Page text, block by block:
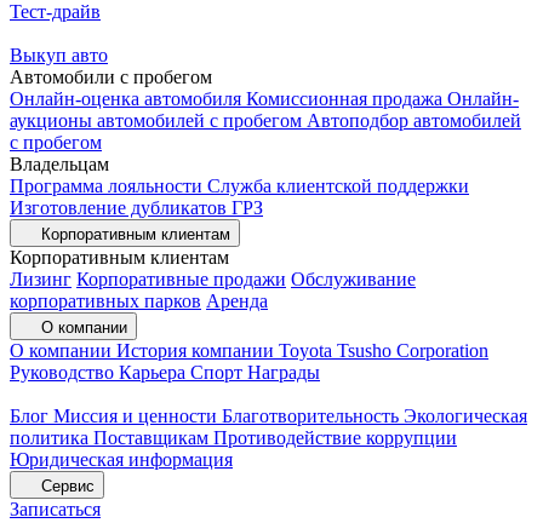
Тест-драйв
Выкуп авто
Автомобили с пробегом
Онлайн-оценка автомобиля Комиссионная продажа Онлайн-
аукционы автомобилей с пробегом Автоподбор автомобилей
с пробегом
Владельцам
Программа лояльности Служба клиентской поддержки
Изготовление дубликатов ГРЗ
Корпоративным клиентам
Корпоративным клиентам
Лизинг Корпоративные продажи Обслуживание
корпоративных парков Аренда
О компании
О компании История компании Toyota Tsusho Corporation
Руководство Карьера Спорт Награды
Блог Миссия и ценности Благотворительность Экологическая
политика Поставщикам Противодействие коррупции
Юридическая информация
Сервис
Записаться